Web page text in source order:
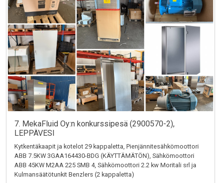
7. MekaFluid Oy:n konkurssipesä (2900570-2),
LEPPÄVESI
Kytkentäkaapit ja kotelot 29 kappaletta, Pienjännitesähkömoottori
ABB 7.5KW 3GAA164430-BDG (KÄYTTÄMÄTÖN), Sähkömoottori
ABB 45KW M2AA 225 SMB 4, Sähkömoottori 2.2 kw Moritali srl ja
Kulmansäätötunkit Benzlers (2 kappaletta)